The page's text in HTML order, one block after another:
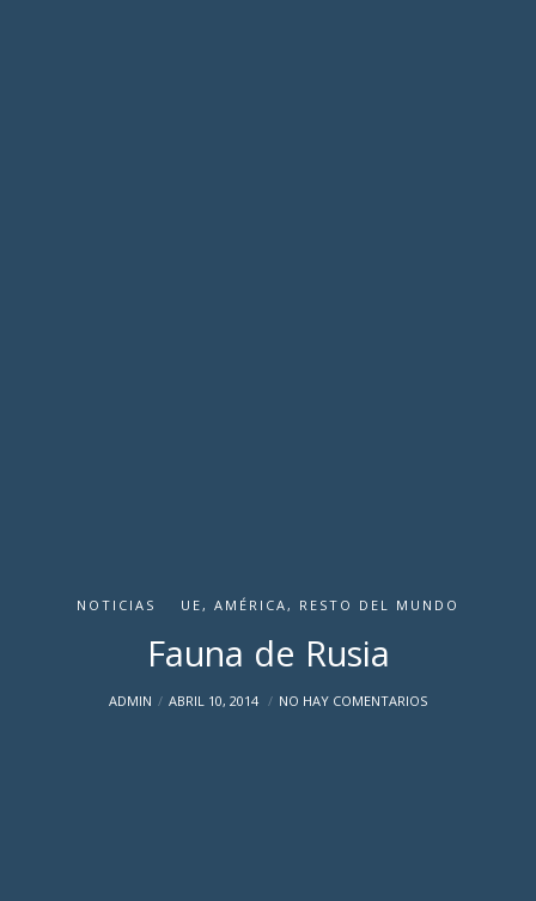
NOTICIAS UE, AMÉRICA, RESTO DEL MUNDO
Fauna de Rusia
ADMIN ABRIL 10, 2014 NO HAY COMENTARIOS